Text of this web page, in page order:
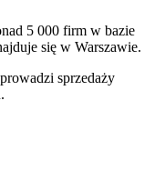
5 000 firm w bazie
się w Warszawie.
sprzedaży